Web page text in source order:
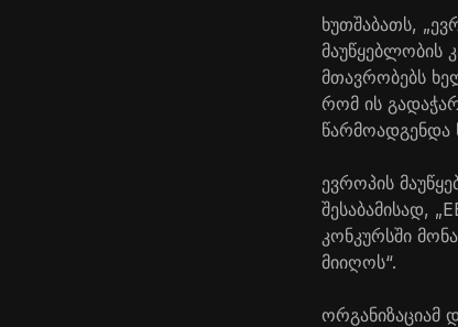
ხუთშაბათს,
მაუწყებლობის
მთავრობებს
რომ ის
წარმოადგენდა
ევროპის
შესაბამისად,
კონკურსში
მიიღოს“.
ორგანიზაციამ